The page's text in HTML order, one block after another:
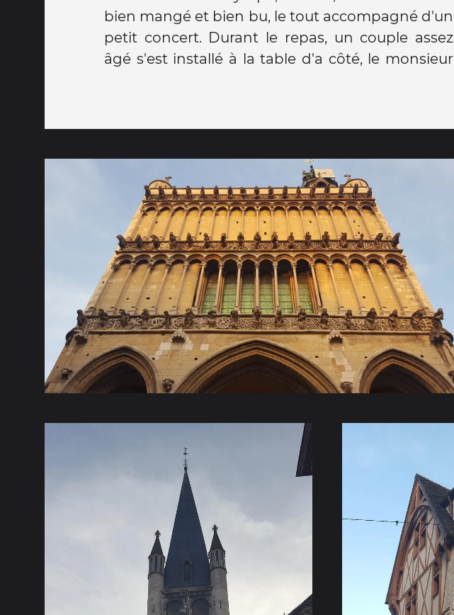
bien mangé et bien bu, le tout accompagné d'un
petit concert. Durant le repas, un couple assez
âgé s'est installé à la table d'a côté, le monsieur
l'on caresse pour porter bonheur comme notre